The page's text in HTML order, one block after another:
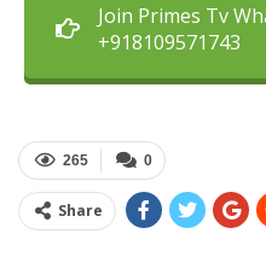
Join Primes Tv
+918109571743
0
265
Share